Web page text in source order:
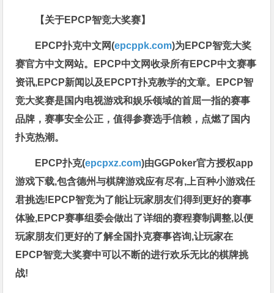
【关于EPCP智竞大奖赛】
EPCP扑克中文网(epcppk.com)为EPCP智竞大奖
赛官方中文网站。EPCP中文网收录所有EPCP中文赛事
资讯,EPCP新闻以及EPCPT扑克教学的文章。EPCP智
竞大奖赛是国内电视游戏和娱乐领域的首屈一指的赛事
品牌，赛事安全公正，值得参赛选手信赖，点燃了国内
扑克热潮。
EPCP扑克(epcpxz.com)由GGPoker官方授权app
游戏下载,包含德州与棋牌游戏应有尽有,上百种小游戏任
君挑选!EPCP智竞为了能让玩家朋友们得到更好的赛事
体验,EPCP赛事组委会做出了详细的赛程赛制调整,以便
玩家朋友们更好的了解全国扑克赛事咨询,让玩家在
EPCP智竞大奖赛中可以不断的进行欢乐无比的棋牌挑
战!